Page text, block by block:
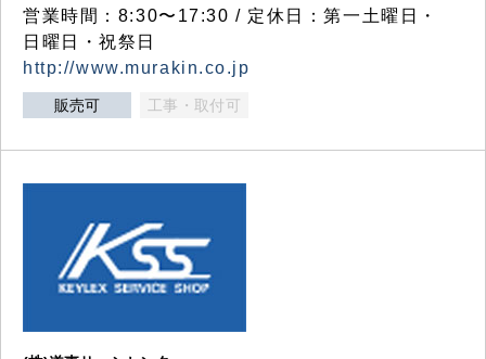
営業時間：8:30〜17:30 / 定休日：第一土曜日・
日曜日・祝祭日
http://www.murakin.co.jp
販売可 工事・取付可